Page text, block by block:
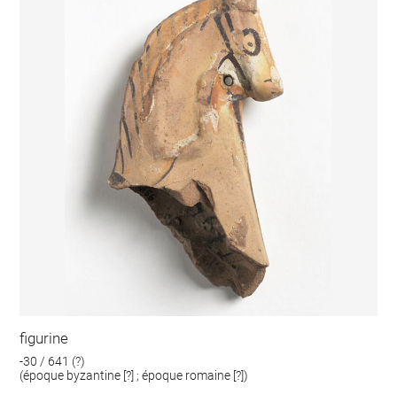
figurine
-30 / 641 (?)
(époque byzantine [?] ; époque romaine [?])